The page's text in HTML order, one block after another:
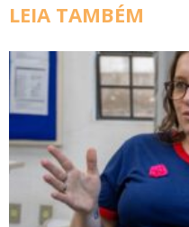
LEIA TAMBÉM